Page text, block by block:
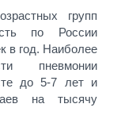
групп
по России
в год. Наиболее
пневмонии
до 5-7 лет и
на тысячу